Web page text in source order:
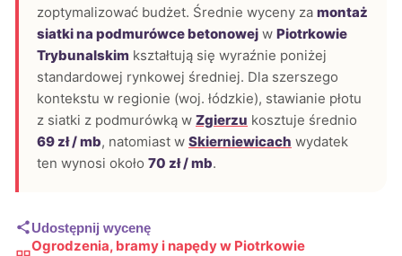
zoptymalizować budżet. Średnie wyceny za montaż
siatki na podmurówce betonowej w Piotrkowie
Trybunalskim kształtują się wyraźnie poniżej
standardowej rynkowej średniej. Dla szerszego
kontekstu w regionie (woj. łódzkie), stawianie płotu
z siatki z podmurówką w Zgierzu kosztuje średnio
69 zł / mb, natomiast w Skierniewicach wydatek
ten wynosi około 70 zł / mb.
Udostępnij wycenę
Ogrodzenia, bramy i napędy w Piotrkowie